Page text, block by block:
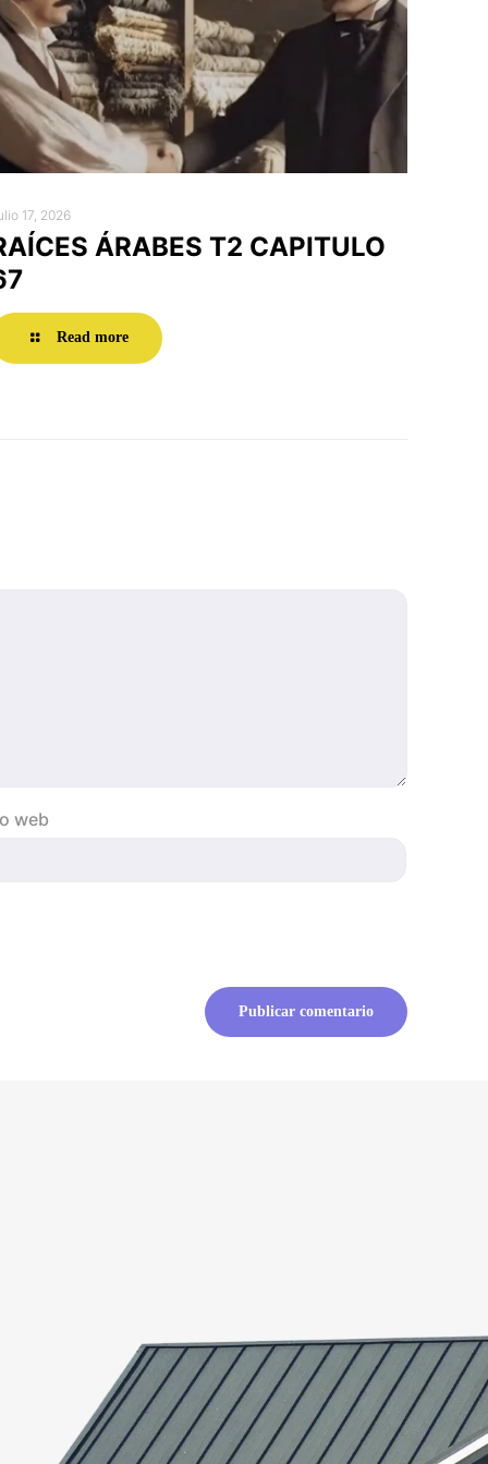
17, 2026
ÁRABES T2 CAPITULO
Read more
web